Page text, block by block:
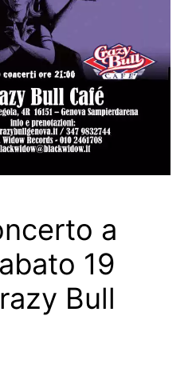
a
19
Bull